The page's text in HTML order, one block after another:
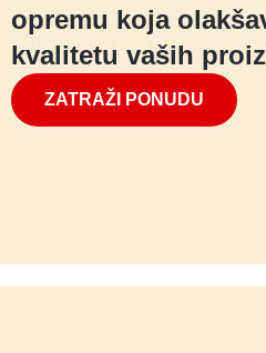
opremu koja
kvalitetu vaših
ZATRAŽI PONUDU